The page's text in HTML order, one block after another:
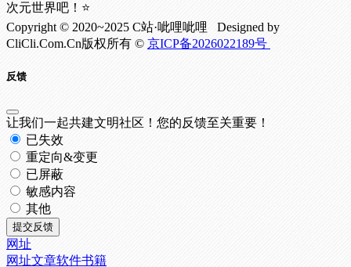
次元世界吧！⭐
Copyright © 2020~2025 C站·呲哩呲哩 Designed by
CliCli.Com.Cn版权所有 © 京ICP备2026022189号
反馈
让我们一起共建文明社区！您的反馈至关重要！
已失效
重定向&变更
已屏蔽
敏感内容
其他
提交反馈
网址
网址文章软件书籍